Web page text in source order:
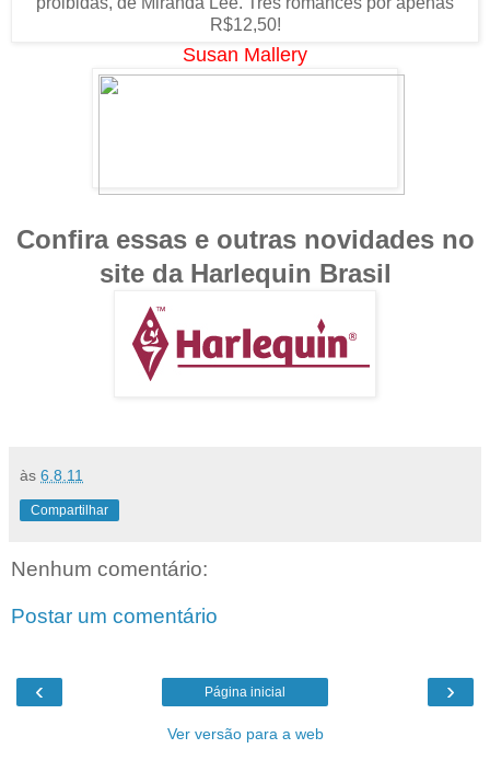
Susan Mallery
Confira essas e outras novidades no
site da Harlequin Brasil
às 6.8.11
Compartilhar
Nenhum comentário:
Postar um comentário
‹ ›
Página inicial
Ver versão para a web